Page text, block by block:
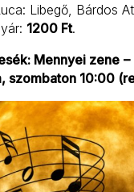
Libegő, Bárdos
1200 Ft.
Mennyei zene –
szombaton 10:00